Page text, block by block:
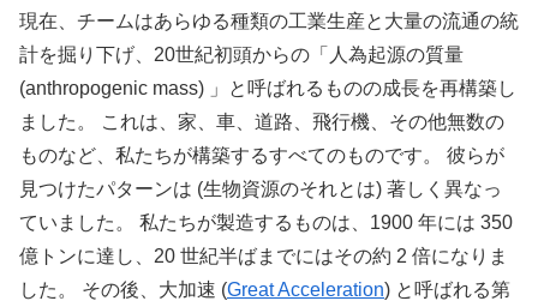
現在、チームはあらゆる種類の工業生産と大量の流通の統
計を掘り下げ、20世紀初頭からの「人為起源の質量
(anthropogenic mass) 」と呼ばれるものの成長を再構築し
ました。 これは、家、車、道路、飛行機、その他無数の
ものなど、私たちが構築するすべてのものです。 彼らが
見つけたパターンは (生物資源のそれとは) 著しく異なっ
ていました。 私たちが製造するものは、1900 年には 350
億トンに達し、20 世紀半ばまでにはその約 2 倍になりま
した。 その後、大加速 (Great Acceleration) と呼ばれる第